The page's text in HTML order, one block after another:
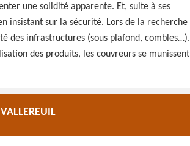
une solidité apparente. Et, suite à ses
insistant sur la sécurité. Lors de la recherche
des infrastructures (sous plafond, combles…).
des produits, les couvreurs se munissent